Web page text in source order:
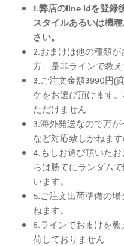
1.弊店のline idを登録
スタイルあるいは機
さい。
2.おまけは他の種類
方、是非ラインで教え
3.ご注文金額3990円(
ケをお選び頂けます
ただけません
3.海外発送なので万
など対応致しかねます
4.もしお選び頂いた
らは勝てにランダム
います。
5.ご注文出荷準備の
ねます。
6.ラインでおまけを
荷しておりません